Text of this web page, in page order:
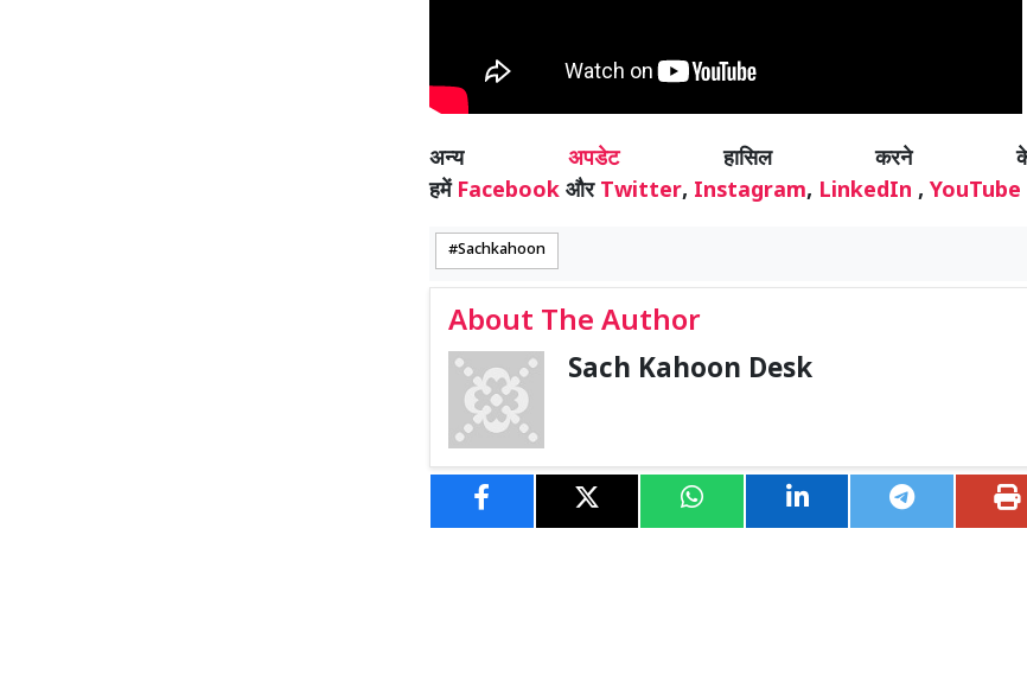
अन्य अपडेटहासिल करने
हमें Facebook और Twitter, Instagram, LinkedIn , YouTube
Sachkahoon
About The Author
Sach Kahoon Desk